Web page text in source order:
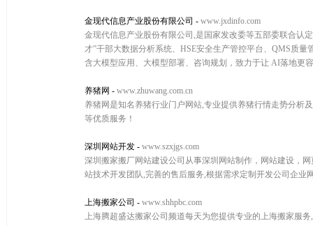
金现代信息产业股份有限公司 - www.jxdinfo.com
金现代信息产业股份有限公司,是国家发改委等五部委联合认
才”干部大数据分析系统、HSE安全生产管控平台、QMS质
含大模型应用、大模型部署、咨询规划，致力于让 AI落地更
养猪网 - www.zhuwang.com.cn
养猪网是知名养猪行业门户网站,专业提供养猪行情走势分析
等优质服务！
深圳网站开发 - www.szxjgs.com
深圳搬家搬厂网站建设公司从事深圳网站制作，网站建设，
站技术开发团队,完善的售后服务,根据需求定制开发公司企业
上海搬家公司 - www.shhpbc.com
上海腾超盛达搬家公司频道每天为您提供专业的上海搬家服